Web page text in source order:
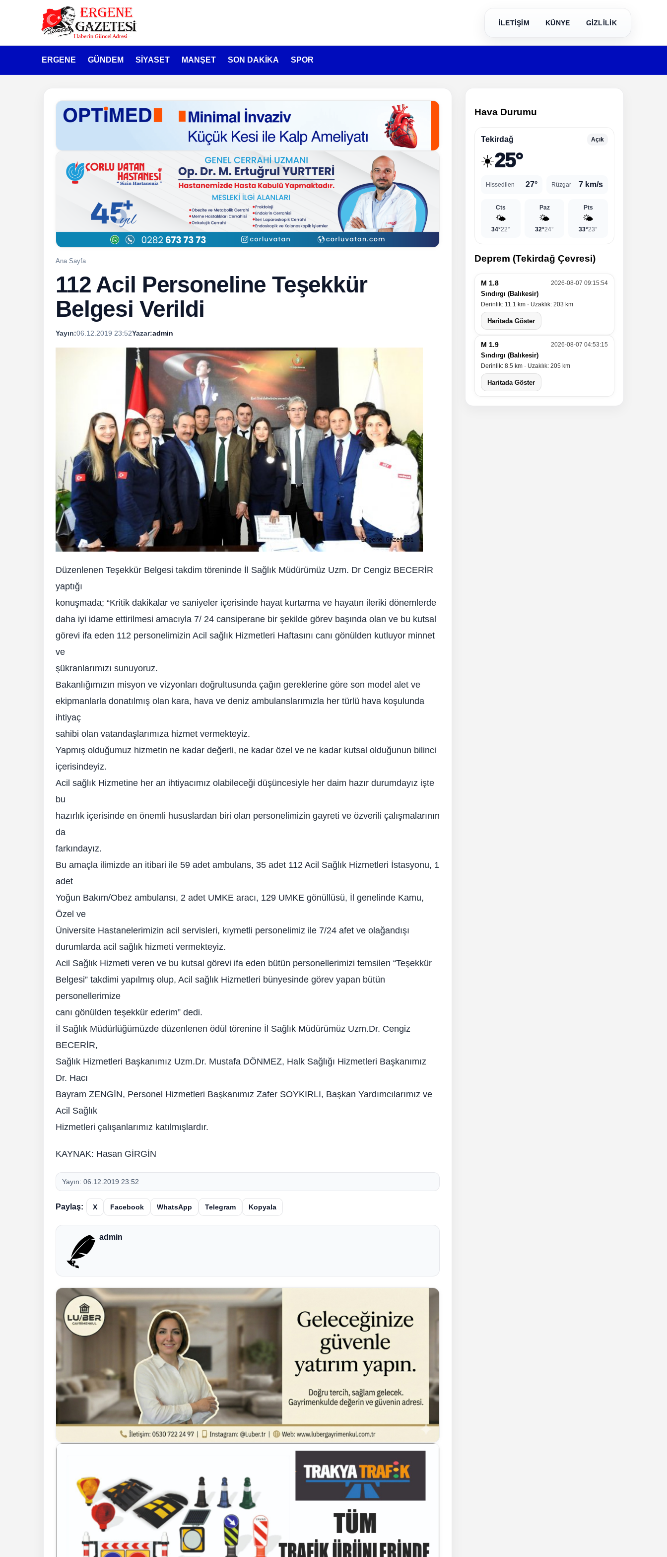
İLETİŞİM KÜNYE GİZLİLİK
ERGENE GÜNDEM SİYASET MANŞET SON DAKİKA SPOR
Ana Sayfa
112 Acil Personeline Teşekkür
Belgesi Verildi
Yayın:06.12.2019 23:52Yazar:admin
Düzenlenen Teşekkür Belgesi takdim töreninde İl Sağlık Müdürümüz Uzm. Dr Cengiz BECERİR
yaptığı
konuşmada; “Kritik dakikalar ve saniyeler içerisinde hayat kurtarma ve hayatın ileriki dönemlerde
daha iyi idame ettirilmesi amacıyla 7/ 24 cansiperane bir şekilde görev başında olan ve bu kutsal
görevi ifa eden 112 personelimizin Acil sağlık Hizmetleri Haftasını canı gönülden kutluyor minnet
ve
şükranlarımızı sunuyoruz.
Bakanlığımızın misyon ve vizyonları doğrultusunda çağın gereklerine göre son model alet ve
ekipmanlarla donatılmış olan kara, hava ve deniz ambulanslarımızla her türlü hava koşulunda
ihtiyaç
sahibi olan vatandaşlarımıza hizmet vermekteyiz.
Yapmış olduğumuz hizmetin ne kadar değerli, ne kadar özel ve ne kadar kutsal olduğunun bilinci
içerisindeyiz.
Acil sağlık Hizmetine her an ihtiyacımız olabileceği düşüncesiyle her daim hazır durumdayız işte
bu
hazırlık içerisinde en önemli hususlardan biri olan personelimizin gayreti ve özverili çalışmalarının
da
farkındayız.
Bu amaçla ilimizde an itibari ile 59 adet ambulans, 35 adet 112 Acil Sağlık Hizmetleri İstasyonu, 1
adet
Yoğun Bakım/Obez ambulansı, 2 adet UMKE aracı, 129 UMKE gönüllüsü, İl genelinde Kamu,
Özel ve
Üniversite Hastanelerimizin acil servisleri, kıymetli personelimiz ile 7/24 afet ve olağandışı
durumlarda acil sağlık hizmeti vermekteyiz.
Acil Sağlık Hizmeti veren ve bu kutsal görevi ifa eden bütün personellerimizi temsilen “Teşekkür
Belgesi” takdimi yapılmış olup, Acil sağlık Hizmetleri bünyesinde görev yapan bütün
personellerimize
canı gönülden teşekkür ederim” dedi.
İl Sağlık Müdürlüğümüzde düzenlenen ödül törenine İl Sağlık Müdürümüz Uzm.Dr. Cengiz
BECERİR,
Sağlık Hizmetleri Başkanımız Uzm.Dr. Mustafa DÖNMEZ, Halk Sağlığı Hizmetleri Başkanımız
Dr. Hacı
Bayram ZENGİN, Personel Hizmetleri Başkanımız Zafer SOYKIRLI, Başkan Yardımcılarımız ve
Acil Sağlık
Hizmetleri çalışanlarımız katılmışlardır.
KAYNAK: Hasan GİRGİN
Yayın: 06.12.2019 23:52
Paylaş: X Facebook WhatsApp Telegram Kopyala
admin
Hava Durumu
Tekirdağ Açık
☀️25°
Hissedilen 27° Rüzgar 7 km/s
Cts
🌤️
34°22°
Paz
🌤️
32°24°
Pts
🌤️
33°23°
Deprem (Tekirdağ Çevresi)
M 1.8 2026-08-07 09:15:54
Sındırgı (Balıkesir)
Derinlik: 11.1 km · Uzaklık: 203 km
Haritada Göster
M 1.9 2026-08-07 04:53:15
Sındırgı (Balıkesir)
Derinlik: 8.5 km · Uzaklık: 205 km
Haritada Göster